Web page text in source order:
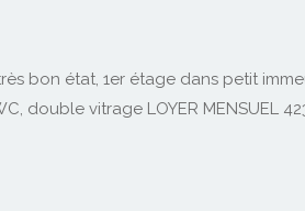
très bon état, 1er étage dans petit
vitrage LOYER MENSUEL 423